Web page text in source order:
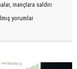
inançlara saldırı
yorumlar